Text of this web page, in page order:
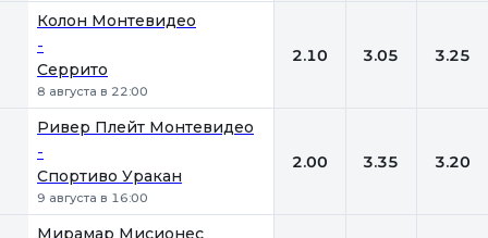
Колон Монтевидео
-
Серрито
8 августа в 22:00
2.10 3.05 3.25
Ривер Плейт Монтевидео
-
Спортиво Уракан
9 августа в 16:00
2.00 3.35 3.20
Мирамар Мисионес